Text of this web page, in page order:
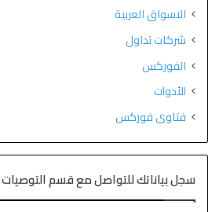
الاسواق العربية
شركات تداول
الفوركس
الأدوات
فتاوى فوركس
سجل بياناتك للتواصل مع قسم التوصيات